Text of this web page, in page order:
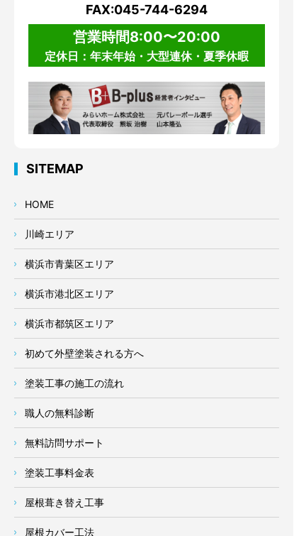
FAX:045-744-6294
営業時間8:00〜20:00
定休日：年末年始・大型連休・夏季休暇
SITEMAP
HOME
川崎エリア
横浜市青葉区エリア
横浜市港北区エリア
横浜市都筑区エリア
初めて外壁塗装される方へ
塗装工事の施工の流れ
職人の無料診断
無料訪問サポート
塗装工事料金表
屋根葺き替え工事
屋根カバー工法